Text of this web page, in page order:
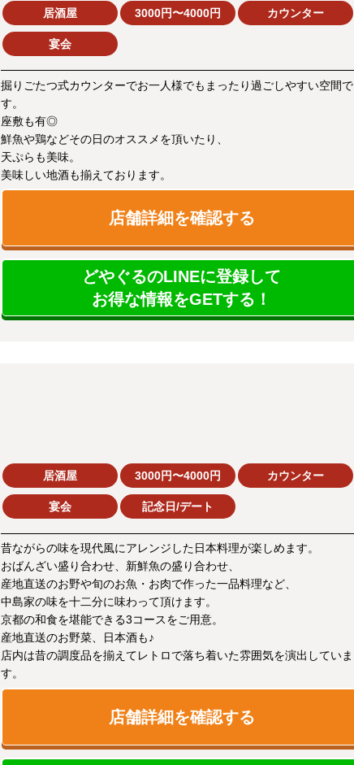
居酒屋 3000円〜4000円 カウンター
宴会
掘りごたつ式カウンターでお一人様でもまったり過ごしやすい空間で
す。
座敷も有◎
鮮魚や鶏などその日のオススメを頂いたり、
天ぷらも美味。
美味しい地酒も揃えております。
店舗詳細を確認する
どやぐるのLINEに登録して
お得な情報をGETする！
居酒屋 3000円〜4000円 カウンター
宴会 記念日/デート
昔ながらの味を現代風にアレンジした日本料理が楽しめます。
おばんざい盛り合わせ、新鮮魚の盛り合わせ、
産地直送のお野や旬のお魚・お肉で作った一品料理など、
中島家の味を十二分に味わって頂けます。
京都の和食を堪能できる3コースをご用意。
産地直送のお野菜、日本酒も♪
店内は昔の調度品を揃えてレトロで落ち着いた雰囲気を演出していま
す。
店舗詳細を確認する